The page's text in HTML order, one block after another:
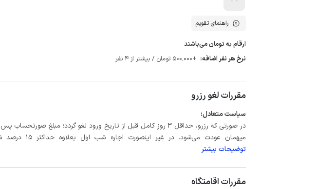
راهنمای تقویم
ارقام به تومان می‌باشند
نرخ هر نفر اضافه: +500٬000 تومان / بیشتر از 4 نفر
مقررات لغو رزرو
سیاست متعادل:
میهمان عودت می‌شود. در غیر اینصورت اجاره شب اول بعلاوه حداکثر 15 درصد شب‌های باقیمانده کسر می‌شود.
توضیحات بیشتر
مقررات اقامتگاه